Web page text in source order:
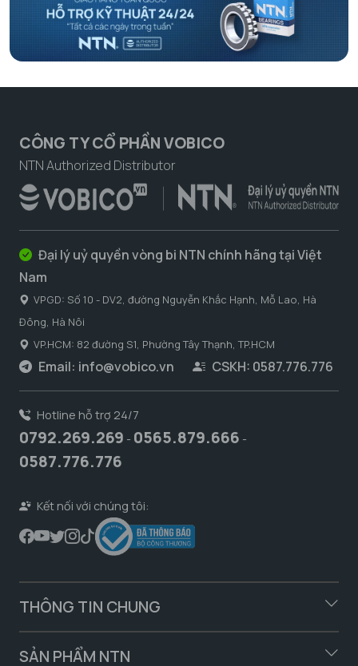
CÔNG TY CỔ PHẦN VOBICO
NTN Authorized Distributor
Đại lý uỷ quyền vòng bi NTN chính hãng tại Việt
Nam
VPGD: Số 10 - DV2, đường Nguyễn Khắc Hạnh, Mỗ Lao, Hà
Đông, Hà Nôi
VP.HCM: 82 đường S1, Phường Tây Thạnh, TP.HCM
Email: info@vobico.vn CSKH: 0587.776.776
Hotline hỗ trợ 24/7
0792.269.269 - 0565.879.666 -
0587.776.776
Kết nối với chúng tôi:
THÔNG TIN CHUNG
SẢN PHẨM NTN